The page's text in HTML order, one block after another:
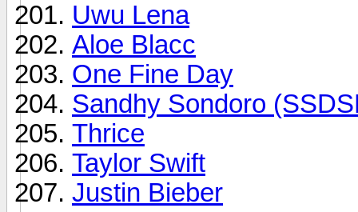
Uwu Lena
Aloe Blacc
One Fine Day
Sandhy Sondoro
Thrice
Taylor Swift
Justin Bieber